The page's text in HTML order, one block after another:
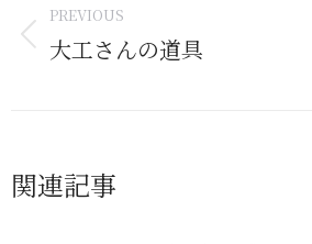
navigation
PREVIOUS
Previous
大工さんの道具
関連記事